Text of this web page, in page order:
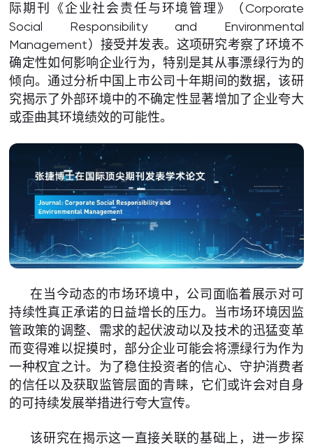
际期刊《企业社会责任与环境管理》（Corporate
Social Responsibility and Environmental
Management）接受并发表。这项研究考察了环境不
确定性如何影响企业行为，特别是其从事漂绿行为的
倾向。通过分析中国上市公司十年期间的数据，该研
究揭示了外部环境中的不确定性显著增加了企业夸大
或歪曲其环境绩效的可能性。
在当今动态的市场环境中，公司面临着展示对可
持续性真正承诺的日益增长的压力。当市场环境因监
管政策的调整、需求的起伏波动以及技术的迅猛变革
而变得难以捉摸时，部分企业可能会将漂绿行为作为
一种权宜之计。为了稳住投资者的信心、守护消费者
的信任以及获取监管层面的青睐，它们或许会对自身
的可持续发展举措进行夸大宣传。
该研究在揭示这一直接关联的基础上，进一步探